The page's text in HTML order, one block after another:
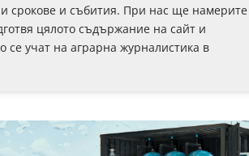
срокове и събития. При нас ще намерите
цялото съдържание на сайт и
се учат на аграрна журналистика в